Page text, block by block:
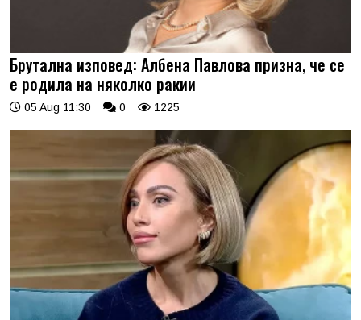
Брутална изповед: Албена Павлова призна, че се
е родила на няколко ракии
05 Aug 11:30 0 1225